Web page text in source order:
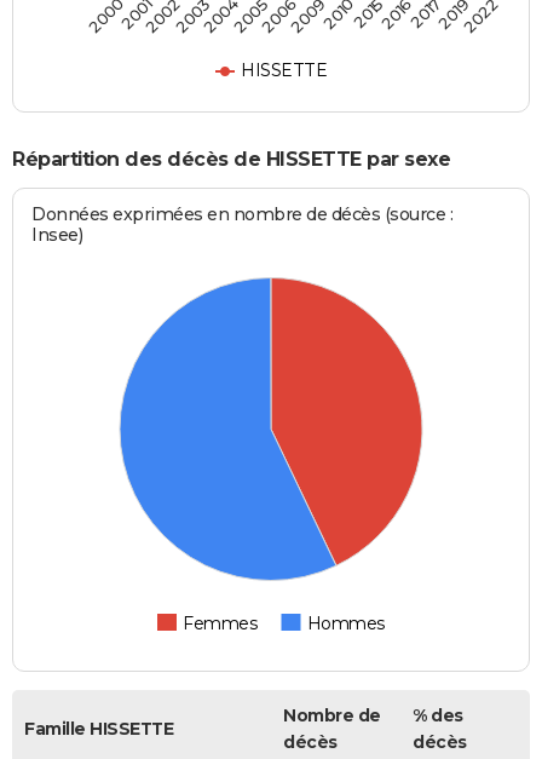
HISSETTE
20002001200220032004200520062009201020152016201720192022
Répartition des décès de HISSETTE par sexe
Données exprimées en nombre de décès (source :
Insee)
Femmes Hommes
Famille HISSETTE
Nombre de
décès
% des
décès